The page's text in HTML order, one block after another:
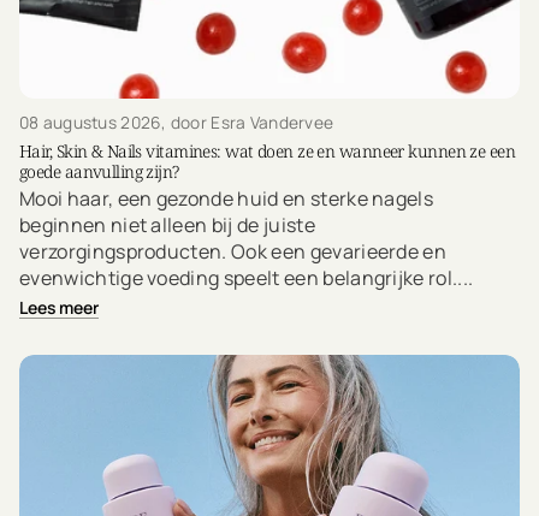
08 augustus 2026, door Esra Vandervee
Hair, Skin & Nails vitamines: wat doen ze en wanneer kunnen ze een
goede aanvulling zijn?
Mooi haar, een gezonde huid en sterke nagels
beginnen niet alleen bij de juiste
verzorgingsproducten. Ook een gevarieerde en
evenwichtige voeding speelt een belangrijke rol....
Lees meer